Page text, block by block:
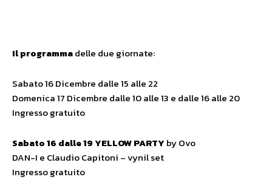
Il programmadelle due giornate:
Sabato 16 Dicembre dalle 15 alle 22
Domenica 17 Dicembre dalle 10 alle 13 e dalle 16 alle 20
Ingresso gratuito
Sabato 16 dalle 19 YELLOW PARTYby Ovo
DAN-I e Claudio Capitoni – vynil set
Ingresso gratuito